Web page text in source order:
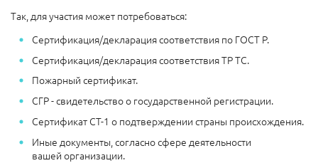
Так, для участия может потребоваться:
Сертификация/декларация соответствия по ГОСТ Р.
Сертификация/декларация соответствия ТР ТС.
Пожарный сертификат.
СГР - свидетельство о государственной регистрации.
Сертификат СТ-1 о подтверждении страны происхождения.
Иные документы, согласно сфере деятельности
вашей организации.